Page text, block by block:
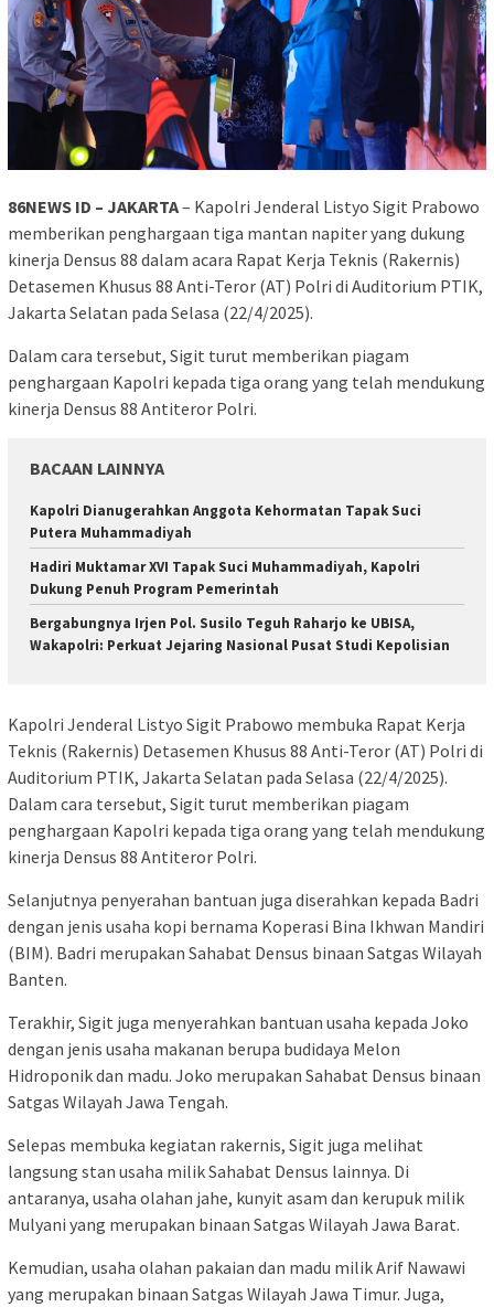
86NEWS ID – JAKARTA– Kapolri Jenderal Listyo Sigit Prabowo
memberikan penghargaan tiga mantan napiter yang dukung
kinerja Densus 88 dalam acara Rapat Kerja Teknis (Rakernis)
Detasemen Khusus 88 Anti-Teror (AT) Polri di Auditorium PTIK,
Jakarta Selatan pada Selasa (22/4/2025).
Dalam cara tersebut, Sigit turut memberikan piagam
penghargaan Kapolri kepada tiga orang yang telah mendukung
kinerja Densus 88 Antiteror Polri.
BACAAN LAINNYA
Kapolri Dianugerahkan Anggota Kehormatan Tapak Suci
Putera Muhammadiyah
Hadiri Muktamar XVI Tapak Suci Muhammadiyah, Kapolri
Dukung Penuh Program Pemerintah
Bergabungnya Irjen Pol. Susilo Teguh Raharjo ke UBISA,
Wakapolri: Perkuat Jejaring Nasional Pusat Studi Kepolisian
Kapolri Jenderal Listyo Sigit Prabowo membuka Rapat Kerja
Teknis (Rakernis) Detasemen Khusus 88 Anti-Teror (AT) Polri di
Auditorium PTIK, Jakarta Selatan pada Selasa (22/4/2025).
Dalam cara tersebut, Sigit turut memberikan piagam
penghargaan Kapolri kepada tiga orang yang telah mendukung
kinerja Densus 88 Antiteror Polri.
Selanjutnya penyerahan bantuan juga diserahkan kepada Badri
dengan jenis usaha kopi bernama Koperasi Bina Ikhwan Mandiri
(BIM). Badri merupakan Sahabat Densus binaan Satgas Wilayah
Banten.
Terakhir, Sigit juga menyerahkan bantuan usaha kepada Joko
dengan jenis usaha makanan berupa budidaya Melon
Hidroponik dan madu. Joko merupakan Sahabat Densus binaan
Satgas Wilayah Jawa Tengah.
Selepas membuka kegiatan rakernis, Sigit juga melihat
langsung stan usaha milik Sahabat Densus lainnya. Di
antaranya, usaha olahan jahe, kunyit asam dan kerupuk milik
Mulyani yang merupakan binaan Satgas Wilayah Jawa Barat.
Kemudian, usaha olahan pakaian dan madu milik Arif Nawawi
yang merupakan binaan Satgas Wilayah Jawa Timur. Juga,